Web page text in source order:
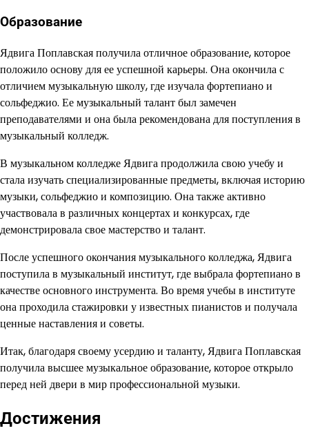
Образование
Ядвига Поплавская получила отличное образование, которое
положило основу для ее успешной карьеры. Она окончила с
отличием музыкальную школу, где изучала фортепиано и
сольфеджио. Ее музыкальный талант был замечен
преподавателями и она была рекомендована для поступления в
музыкальный колледж.
В музыкальном колледже Ядвига продолжила свою учебу и
стала изучать специализированные предметы, включая историю
музыки, сольфеджио и композицию. Она также активно
участвовала в различных концертах и конкурсах, где
демонстрировала свое мастерство и талант.
После успешного окончания музыкального колледжа, Ядвига
поступила в музыкальный институт, где выбрала фортепиано в
качестве основного инструмента. Во время учебы в институте
она проходила стажировки у известных пианистов и получала
ценные наставления и советы.
Итак, благодаря своему усердию и таланту, Ядвига Поплавская
получила высшее музыкальное образование, которое открыло
перед ней двери в мир профессиональной музыки.
Достижения